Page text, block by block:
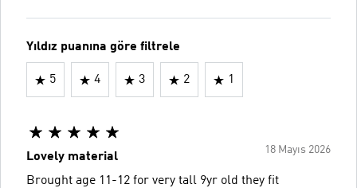
Yıldız puanına göre filtrele
5 4 3 2 1
18 Mayıs 2026
Lovely material
Brought age 11-12 for very tall 9yr old they fit